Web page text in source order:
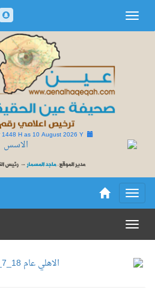
H as10 August 2026 Y